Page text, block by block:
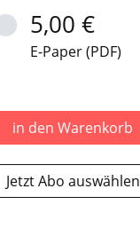
5,00 €
E-Paper (PDF)
in den Warenkorb
Jetzt Abo auswählen